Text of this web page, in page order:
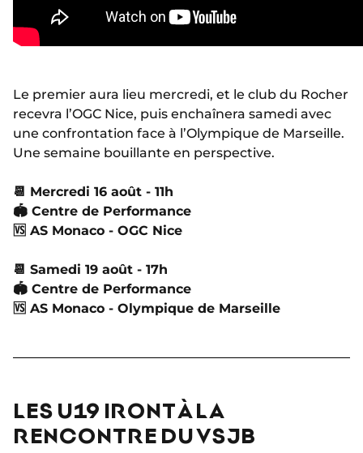
Le premier aura lieu mercredi, et le club du Rocher
recevra l’OGC Nice, puis enchaînera samedi avec
une confrontation face à l’Olympique de Marseille.
Une semaine bouillante en perspective.
📆 Mercredi 16 août - 11h
🏟 Centre de Performance
🆚 AS Monaco - OGC Nice
📆 Samedi 19 août - 17h
🏟 Centre de Performance
🆚 AS Monaco - Olympique de Marseille
LES U19 IRONT À LA
RENCONTRE DU VSJB